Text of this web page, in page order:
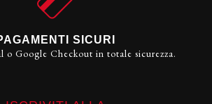
SICURI
o Google Checkout in totale sicurezza.